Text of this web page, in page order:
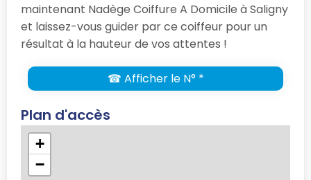
maintenant Nadège Coiffure A Domicile à Saligny
et laissez-vous guider par ce coiffeur pour un
résultat à la hauteur de vos attentes !
☎ Afficher le N° *
Plan d'accès
+
−